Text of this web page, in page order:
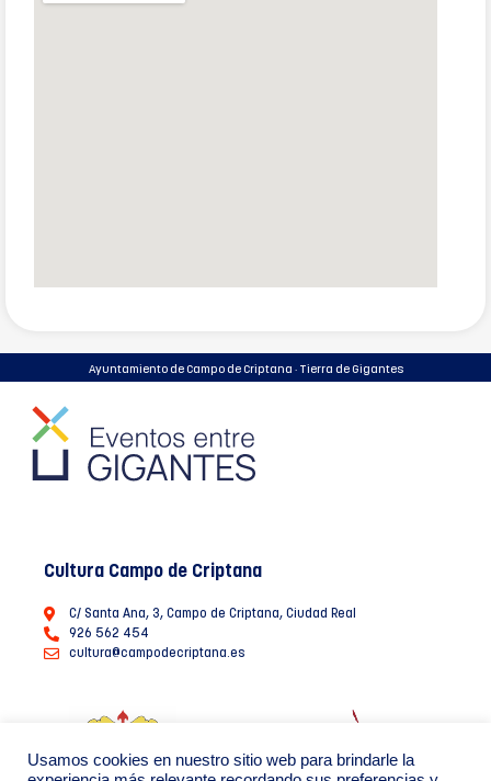
Ayuntamiento de Campo de Criptana · Tierra de Gigantes
Cultura Campo de Criptana
C/ Santa Ana, 3, Campo de Criptana, Ciudad Real
926 562 454
cultura@campodecriptana.es
Usamos cookies en nuestro sitio web para brindarle la